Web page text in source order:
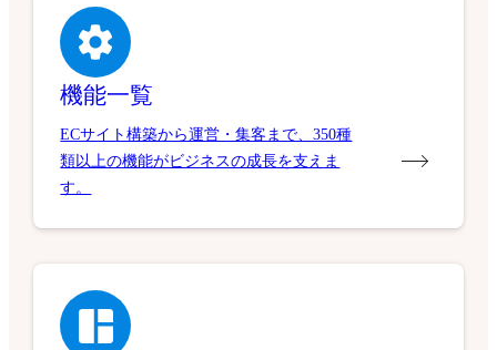
機能一覧
ECサイト構築から運営・集客まで、350種
類以上の機能がビジネスの成長を支えま
す。